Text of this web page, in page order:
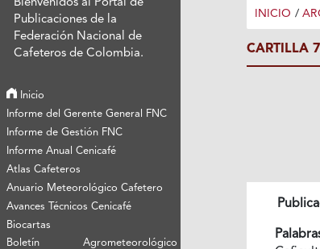
Bienvenidos al Portal de
Publicaciones de la
Federación Nacional de
Cafeteros de Colombia.
Inicio
Informe del Gerente General FNC
Informe de Gestión FNC
Informe Anual Cenicafé
Atlas Cafeteros
Anuario Meteorológico Cafetero
Avances Técnicos Cenicafé
Biocartas
Boletín Agrometeorológico
INICIO /
CARTILLA